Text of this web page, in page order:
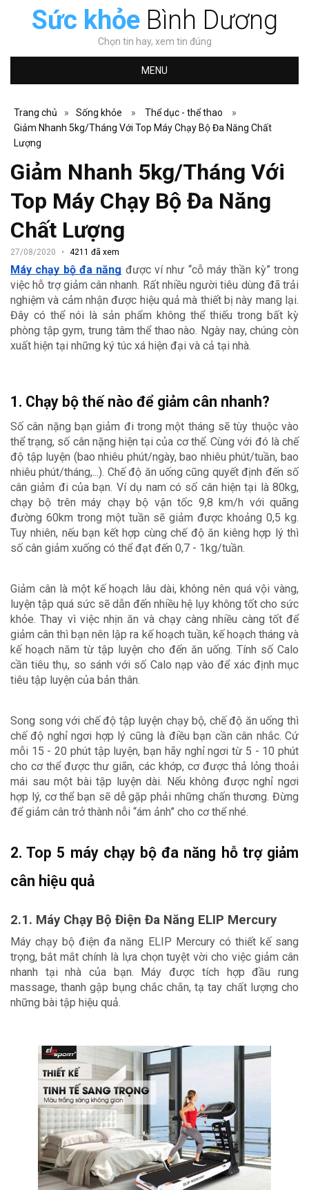
Sức khỏeBình Dương
Chọn tin hay, xem tin đúng
MENU
Trang chủ » Sống khỏe » Thể dục - thể thao
»
Giảm Nhanh 5kg/Tháng Với Top Máy Chạy Bộ Đa Năng Chất
Lượng
Giảm Nhanh 5kg/Tháng Với
Top Máy Chạy Bộ Đa Năng
Chất Lượng
27/08/2020 4211 đã xem
Máy chạy bộ đa năng được ví như “cỗ máy thần kỳ” trong
việc hỗ trợ giảm cân nhanh. Rất nhiều người tiêu dùng đã trải
nghiệm và cảm nhận được hiệu quả mà thiết bị này mang lại.
Đây có thể nói là sản phẩm không thể thiếu trong bất kỳ
phòng tập gym, trung tâm thể thao nào. Ngày nay, chúng còn
xuất hiện tại những ký túc xá hiện đại và cả tại nhà.
1. Chạy bộ thế nào để giảm cân nhanh?
Số cân nặng bạn giảm đi trong một tháng sẽ tùy thuộc vào
thể trạng, số cân nặng hiện tại của cơ thể. Cùng với đó là chế
độ tập luyện (bao nhiêu phút/ngày, bao nhiêu phút/tuần, bao
nhiêu phút/tháng,...). Chế độ ăn uống cũng quyết định đến số
cân giảm đi của bạn. Ví dụ nam có số cân hiện tại là 80kg,
chạy bộ trên máy chạy bộ vận tốc 9,8 km/h với quãng
đường 60km trong một tuần sẽ giảm được khoảng 0,5 kg.
Tuy nhiên, nếu bạn kết hợp cùng chế độ ăn kiêng hợp lý thì
số cân giảm xuống có thể đạt đến 0,7 - 1kg/tuần.
Giảm cân là một kế hoạch lâu dài, không nên quá vội vàng,
luyện tập quá sức sẽ dẫn đến nhiều hệ lụy không tốt cho sức
khỏe. Thay vì việc nhịn ăn và chạy càng nhiều càng tốt để
giảm cân thì bạn nên lập ra kế hoạch tuần, kế hoạch tháng và
kế hoạch năm từ tập luyện cho đến ăn uống. Tính số Calo
cần tiêu thụ, so sánh với số Calo nạp vào để xác định mục
tiêu tập luyện của bản thân.
Song song với chế độ tập luyện chạy bộ, chế độ ăn uống thì
chế độ nghỉ ngơi hợp lý cũng là điều bạn cần cân nhắc. Cứ
mỗi 15 - 20 phút tập luyện, bạn hãy nghỉ ngơi từ 5 - 10 phút
cho cơ thể được thư giãn, các khớp, cơ được thả lỏng thoải
mái sau một bài tập luyện dài. Nếu không được nghỉ ngơi
hợp lý, cơ thể bạn sẽ dễ gặp phải những chấn thương. Đừng
để giảm cân trở thành nỗi “ám ảnh” cho cơ thể nhé.
2. Top 5 máy chạy bộ đa năng hỗ trợ giảm
cân hiệu quả
2.1. Máy Chạy Bộ Điện Đa Năng ELIP Mercury
Máy chạy bộ điện đa năng ELIP Mercury có thiết kế sang
trọng, bắt mắt chính là lựa chọn tuyệt vời cho việc giảm cân
nhanh tại nhà của bạn. Máy được tích hợp đầu rung
massage, thanh gập bụng chắc chắn, tạ tay chất lượng cho
những bài tập hiệu quả.